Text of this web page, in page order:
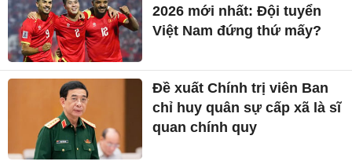
2026 mới nhất: Đội tuyển
Việt Nam đứng thứ mấy?
Đề xuất Chính trị viên Ban
chỉ huy quân sự cấp xã là sĩ
quan chính quy